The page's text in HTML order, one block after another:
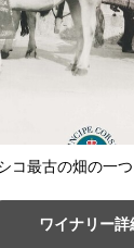
コ最古の畑の一
ワイナリー詳